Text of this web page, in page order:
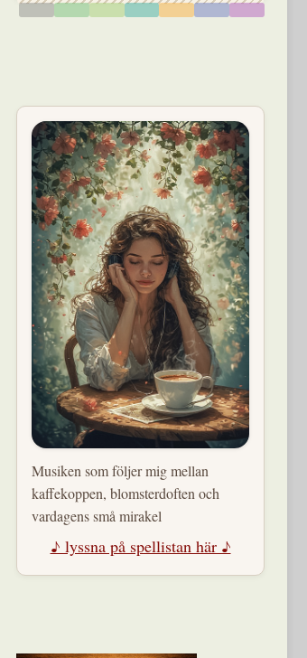
Musiken som följer mig mellan
kaffekoppen, blomsterdoften och
vardagens små mirakel
♪ lyssna på spellistan här ♪